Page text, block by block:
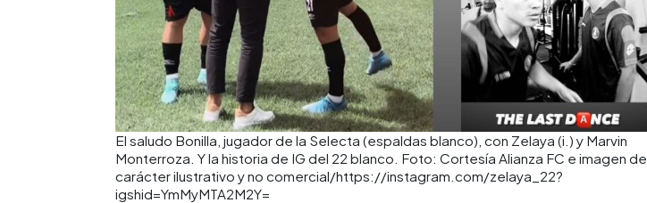
El saludo Bonilla, jugador de la Selecta (espaldas blanco), con Zelaya (i.) y Marvin
Monterroza. Y la historia de IG del 22 blanco. Foto: Cortesía Alianza FC e imagen de
carácter ilustrativo y no comercial/https://instagram.com/zelaya_22?
igshid=YmMyMTA2M2Y=